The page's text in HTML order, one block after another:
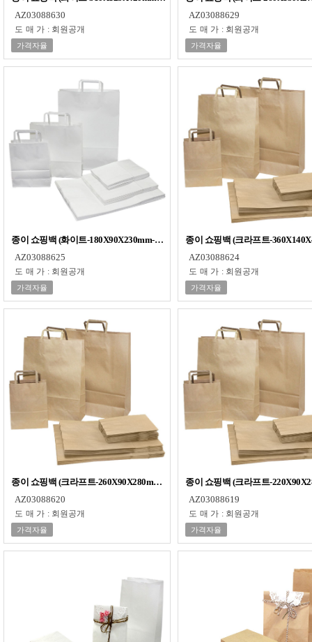
AZ03088630
도매가 : 회원공개
가격자율
AZ03088629
도매가 : 회원공개
가격자율
종이 쇼핑백 (화이트-180X90X230mm-50매) 국내산 다용도 무지 손잡이 쇼핑백
AZ03088625
도매가 : 회원공개
가격자율
종이 쇼핑백 (크라프트-
AZ03088624
도매가 : 회원공개
가격자율
종이 쇼핑백 (크라프트-260X90X280mm-50매) 국내산 다용도 무지 손잡이 쇼핑
AZ03088620
도매가 : 회원공개
가격자율
종이 쇼핑백 (크라프트-
AZ03088619
도매가 : 회원공개
가격자율